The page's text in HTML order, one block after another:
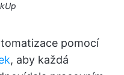
pomocí
, aby každá